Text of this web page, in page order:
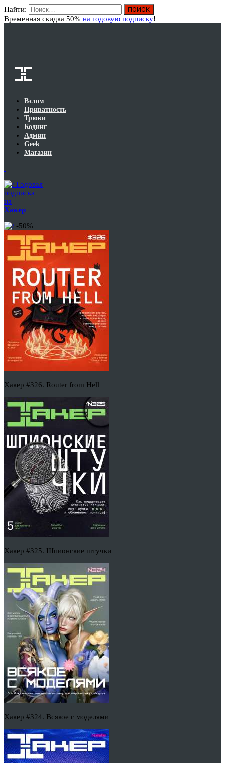
Найти:
Временная скидка 50% на годовую подписку!
Взлом
Приватность
Трюки
Кодинг
Админ
Geek
Магазин
Годовая
подписка
на
Хакер
-50%
Хакер #326. Router from Hell
Хакер #325. Шпионские штучки
Хакер #324. Всякое с моделями